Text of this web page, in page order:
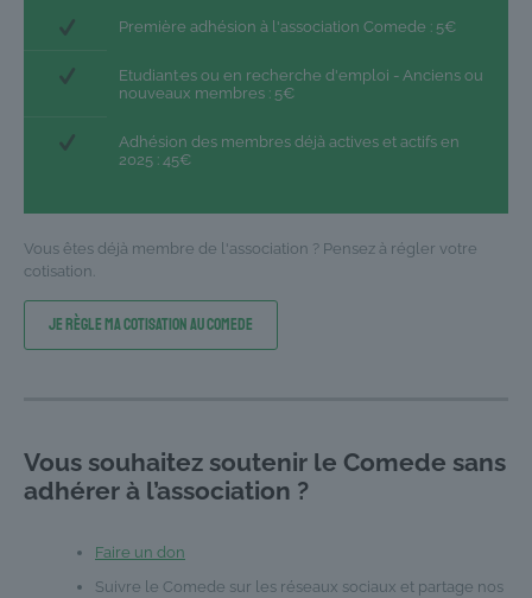
Première adhésion à l'association Comede : 5€
Etudiant·es ou en recherche d'emploi - Anciens ou
nouveaux membres : 5€
Adhésion des membres déjà actives et actifs en
2025 : 45€
Vous êtes déjà membre de l'association ? Pensez à régler votre
cotisation.
Je règle ma cotisation au Comede
Vous souhaitez soutenir le Comede sans
adhérer à l’association ?
Faire un don
Suivre le Comede sur les réseaux sociaux et partage nos